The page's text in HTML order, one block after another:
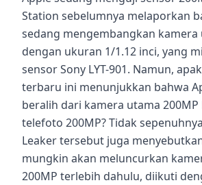
Station sebelumnya melaporkan
sedang mengembangkan kamera
dengan ukuran 1/1.12 inci, yang
sensor Sony LYT-901. Namun,
terbaru ini menunjukkan bahwa
beralih dari kamera utama 200MP
telefoto 200MP? Tidak
Leaker tersebut juga
mungkin akan meluncurkan
200MP terlebih dahulu, diikuti